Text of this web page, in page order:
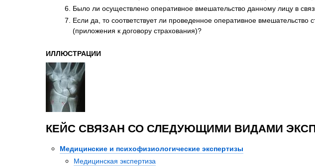
Было ли осуществлено оперативное вмешательство данному лицу в
Если да, то соответствует ли проведенное оперативное
(приложения к договору страхования)?
ИЛЛЮСТРАЦИИ
КЕЙС СВЯЗАН СО СЛЕДУЮЩИМИ ВИДАМИ
Медицинские и психофизиологические экспертизы
Медицинская экспертиза